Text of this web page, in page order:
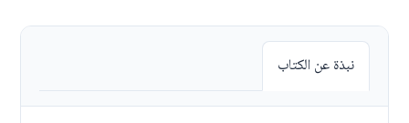
نبذة عن الكتاب